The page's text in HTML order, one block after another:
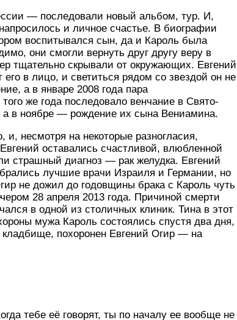
— последовали новый альбом, тур. И,
и личное счастье. В биографии
воспитывался сын, да и Кароль была
они смогли вернуть друг другу веру в
тщательно скрывали от окружающих. Евгений
в лицо, и светиться рядом со звездой он не
а в январе 2008 года пара
же года последовало венчание в Свято-
а в ноябре — рождение их сына Вениамина.
несмотря на некоторые разногласия,
оставались счастливой, влюбленной
страшный диагноз — рак желудка. Евгений
лучшие врачи Израиля и Германии, но
не дожил до годовщины брака с Кароль чуть
28 апреля 2013 года. Причиной смерти
в одной из столичных клиник. Тина в этот
мужа Кароль состоялись спустя два дня,
похоронен Евгений Огир — на
тебе её говорят, ты по началу ее вообще не